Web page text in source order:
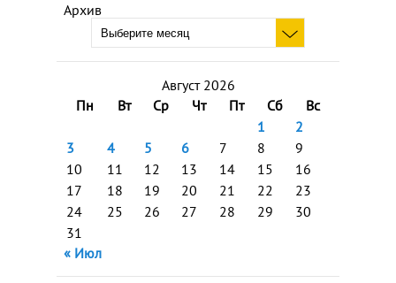
Архив
Август 2026
Пн
Вт Ср Чт Пт Сб
Вс
1
2
3
4 5 6 7 8
9
10
11 12 13 14 15
16
17
18 19 20 21 22
23
24
25 26 27 28 29
30
31
« Июл